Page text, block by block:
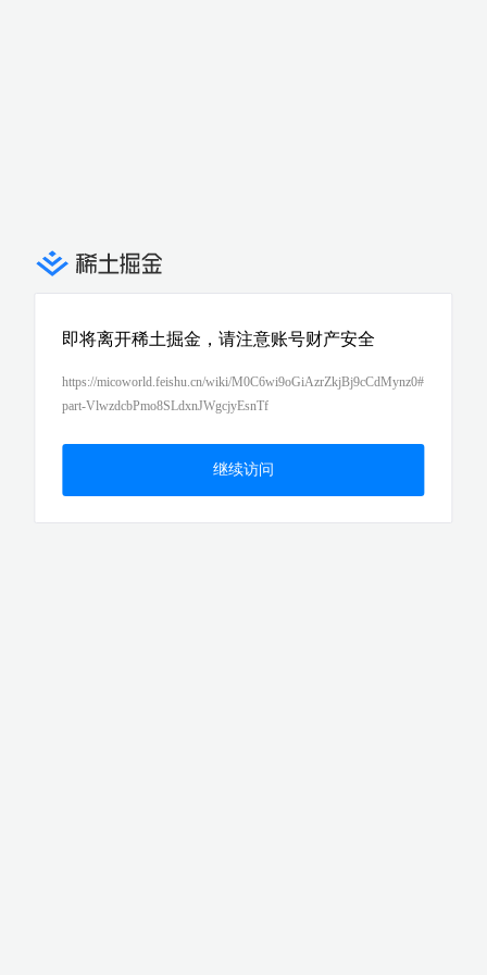
即将离开稀土掘金，请注意账号财产安全
https://micoworld.feishu.cn/wiki/M0C6wi9oGiAzrZkjBj9cCdMynz0#
part-VlwzdcbPmo8SLdxnJWgcjyEsnTf
继续访问